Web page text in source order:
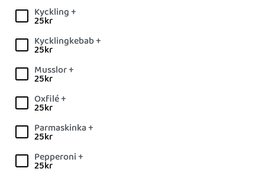
Kyckling +
25kr
Kycklingkebab +
25kr
Musslor +
25kr
Oxfilé +
25kr
Parmaskinka +
25kr
Pepperoni +
25kr